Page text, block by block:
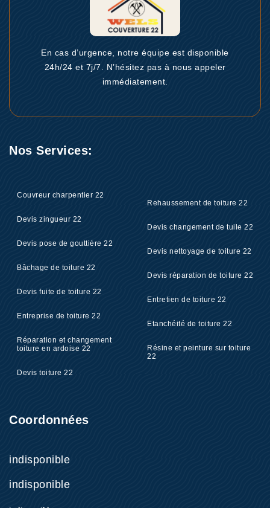
En cas d’urgence, notre équipe est disponible
24h/24 et 7j/7. N’hésitez pas à nous appeler
immédiatement.
Nos Services:
Couvreur charpentier 22
Devis zingueur 22
Devis pose de gouttière 22
Bâchage de toiture 22
Devis fuite de toiture 22
Entreprise de toiture 22
Réparation et changement
toiture en ardoise 22
Devis toiture 22
Rehaussement de toiture 22
Devis changement de tuile 22
Devis nettoyage de toiture 22
Devis réparation de toiture 22
Entretien de toiture 22
Etanchéité de toiture 22
Résine et peinture sur toiture
22
Coordonnées
indisponible
indisponible